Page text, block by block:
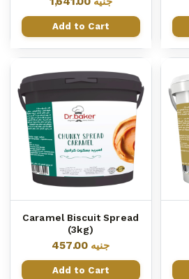
Add to Cart
Caramel Biscuit Spread
(3kg)
457.00 جنيه
Add to Cart